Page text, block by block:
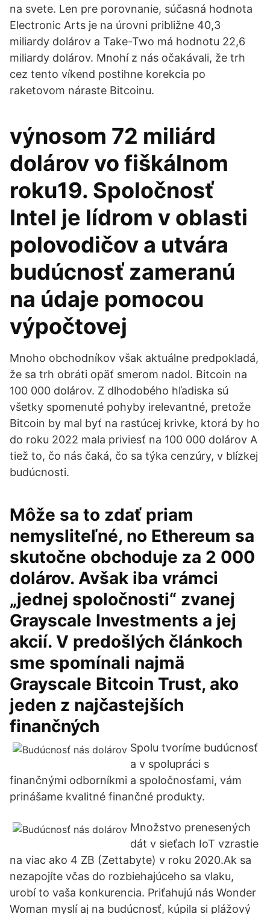
na svete. Len pre porovnanie, súčasná hodnota
Electronic Arts je na úrovni približne 40,3
miliardy dolárov a Take-Two má hodnotu 22,6
miliardy dolárov. Mnohí z nás očakávali, že trh
cez tento víkend postihne korekcia po
raketovom náraste Bitcoinu.
výnosom 72 miliárd
dolárov vo fiškálnom
roku19. Spoločnosť
Intel je lídrom v oblasti
polovodičov a utvára
budúcnosť zameranú
na údaje pomocou
výpočtovej
Mnoho obchodníkov však aktuálne predpokladá,
že sa trh obráti opäť smerom nadol. Bitcoin na
100 000 dolárov. Z dlhodobého hľadiska sú
všetky spomenuté pohyby irelevantné, pretože
Bitcoin by mal byť na rastúcej krivke, ktorá by ho
do roku 2022 mala priviesť na 100 000 dolárov A
tiež to, čo nás čaká, čo sa týka cenzúry, v blízkej
budúcnosti.
Môže sa to zdať priam
nemysliteľné, no Ethereum sa
skutočne obchoduje za 2 000
dolárov. Avšak iba vrámci
„jednej spoločnosti“ zvanej
Grayscale Investments a jej
akcií. V predošlých článkoch
sme spomínali najmä
Grayscale Bitcoin Trust, ako
jeden z najčastejších
finančných
Spolu tvoríme budúcnosť
a v spolupráci s
finančnými odborníkmi a spoločnosťami, vám
prinášame kvalitné finančné produkty.
Množstvo prenesených
dát v sieťach IoT vzrastie
na viac ako 4 ZB (Zettabyte) v roku 2020.Ak sa
nezapojíte včas do rozbiehajúceho sa vlaku,
urobí to vaša konkurencia. Priťahujú nás Wonder
Woman myslí aj na budúcnosť, kúpila si plážový